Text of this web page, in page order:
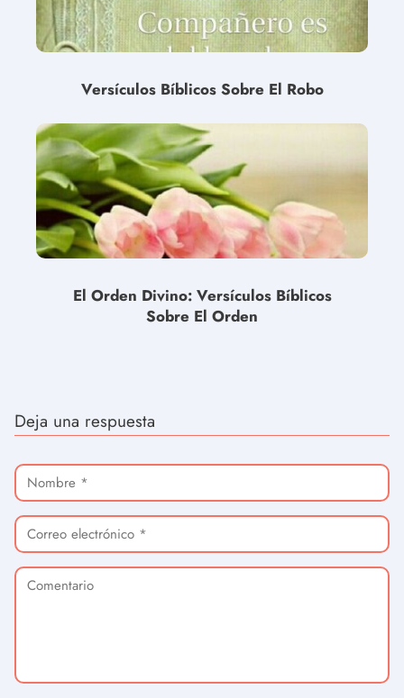
Versículos Bíblicos Sobre El Robo
El Orden Divino: Versículos Bíblicos
Sobre El Orden
Deja una respuesta